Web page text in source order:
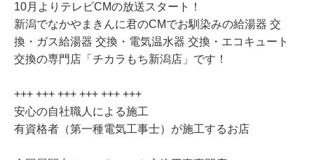
10月よりテレビCMの放送スタート！
新潟でなかやまきんに君のCMでお馴染みの給湯器 交
換・ガス給湯器 交換・電気温水器 交換・エコキュート
交換の専門店「チカラもち新潟店」です！
+++ +++ +++ +++ +++ +++
安心の自社職人による施工
有資格者（第一種電気工事士）が施工するお店